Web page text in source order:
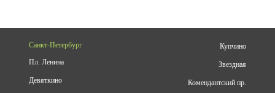
Санкт-Петербург
Пл. Ленина
Девяткино
Купчино
Звездная
Комендантский пр.